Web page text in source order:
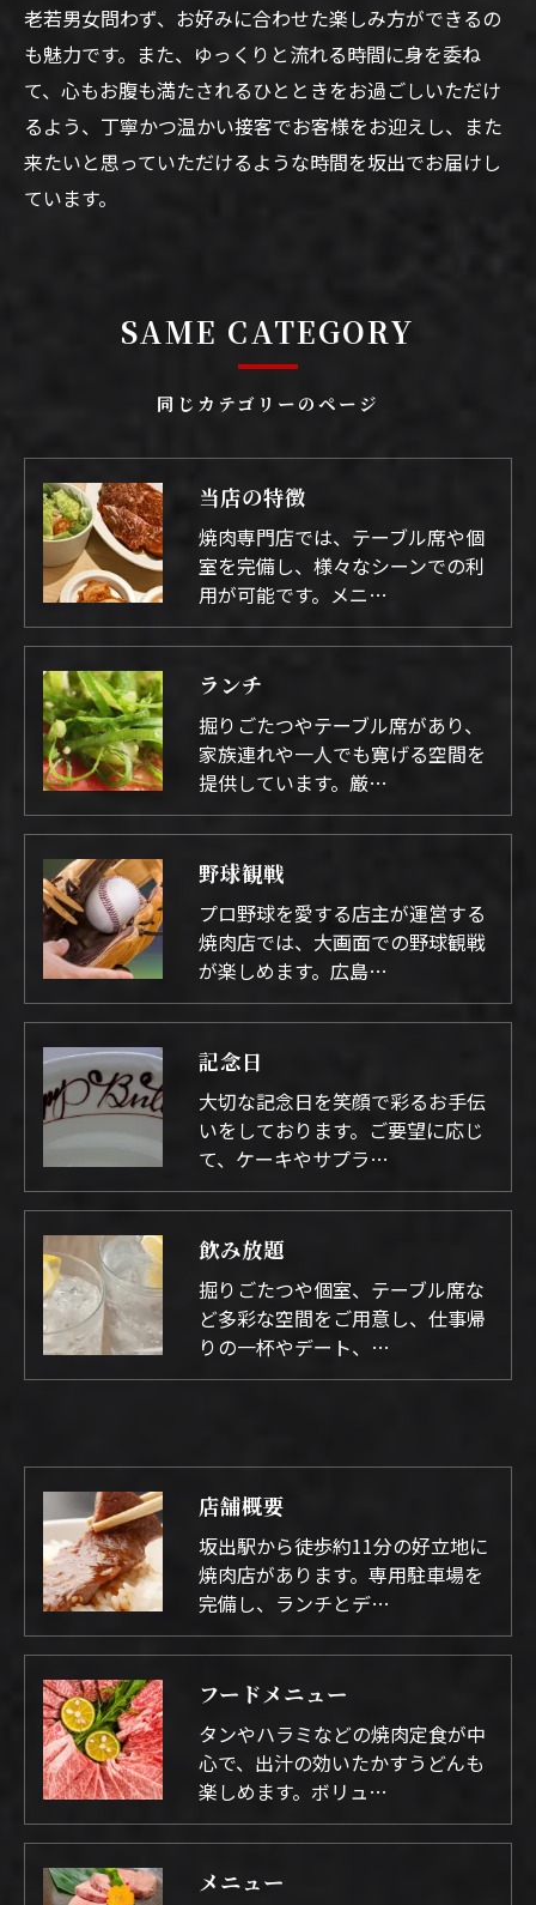
老若男女問わず、お好みに合わせた楽しみ方ができるの
も魅力です。また、ゆっくりと流れる時間に身を委ね
て、心もお腹も満たされるひとときをお過ごしいただけ
るよう、丁寧かつ温かい接客でお客様をお迎えし、また
来たいと思っていただけるような時間を坂出でお届けし
ています。
同じカテゴリーのページ
SAME CATEGORY
当店の特徴
焼肉専門店では、テーブル席や個
室を完備し、様々なシーンでの利
用が可能です。メニ…
ランチ
掘りごたつやテーブル席があり、
家族連れや一人でも寛げる空間を
提供しています。厳…
野球観戦
プロ野球を愛する店主が運営する
焼肉店では、大画面での野球観戦
が楽しめます。広島…
記念日
大切な記念日を笑顔で彩るお手伝
いをしております。ご要望に応じ
て、ケーキやサプラ…
飲み放題
掘りごたつや個室、テーブル席な
ど多彩な空間をご用意し、仕事帰
りの一杯やデート、…
店舗概要
坂出駅から徒歩約11分の好立地に
焼肉店があります。専用駐車場を
完備し、ランチとデ…
フードメニュー
タンやハラミなどの焼肉定食が中
心で、出汁の効いたかすうどんも
楽しめます。ボリュ…
メニュー